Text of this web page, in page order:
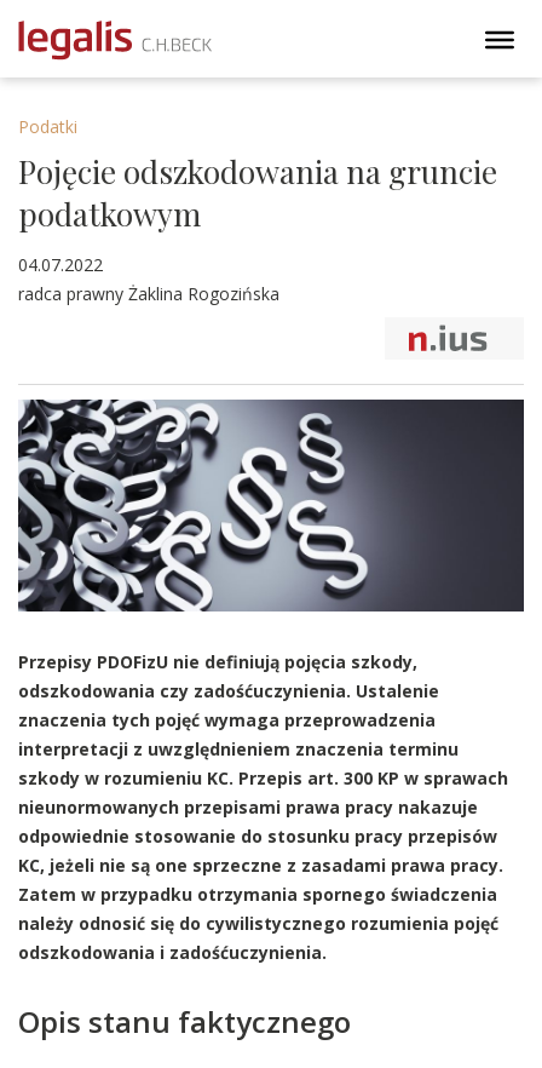
Podatki
Pojęcie odszkodowania na gruncie
podatkowym
04.07.2022
radca prawny Żaklina Rogozińska
Przepisy PDOFizU nie definiują pojęcia szkody,
odszkodowania czy zadośćuczynienia. Ustalenie
znaczenia tych pojęć wymaga przeprowadzenia
interpretacji z uwzględnieniem znaczenia terminu
szkody w rozumieniu KC. Przepis art. 300 KP w sprawach
nieunormowanych przepisami prawa pracy nakazuje
odpowiednie stosowanie do stosunku pracy przepisów
KC, jeżeli nie są one sprzeczne z zasadami prawa pracy.
Zatem w przypadku otrzymania spornego świadczenia
należy odnosić się do cywilistycznego rozumienia pojęć
odszkodowania i zadośćuczynienia.
Opis stanu faktycznego